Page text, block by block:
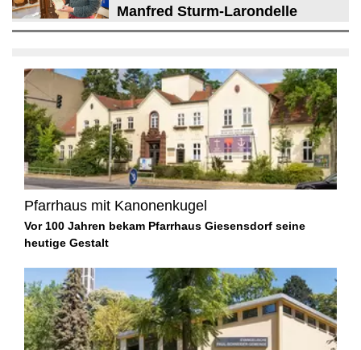
Manfred Sturm-Larondelle
Pfarrhaus mit Kanonenkugel
Vor 100 Jahren bekam Pfarrhaus Giesensdorf seine
heutige Gestalt